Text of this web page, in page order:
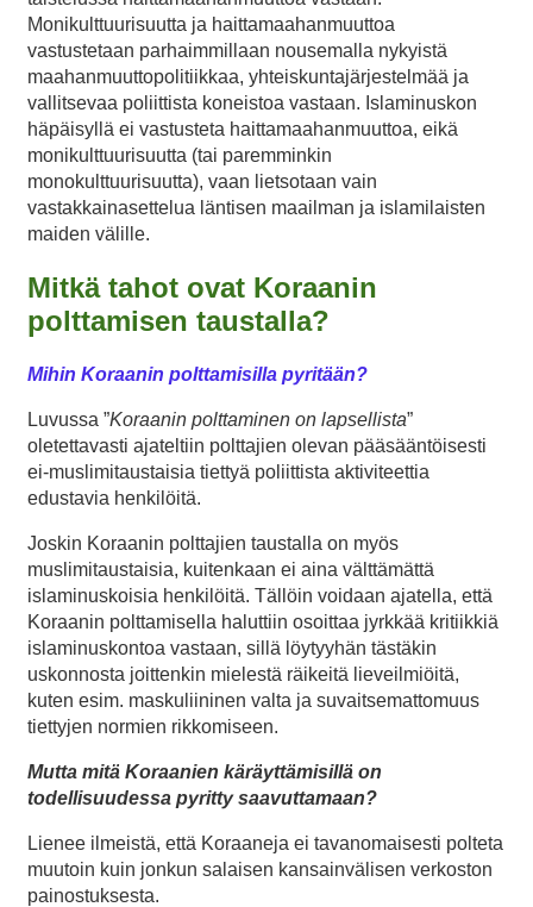
Monikulttuurisuutta ja haittamaahanmuuttoa
vastustetaan parhaimmillaan nousemalla nykyistä
maahanmuuttopolitiikkaa, yhteiskuntajärjestelmää ja
vallitsevaa poliittista koneistoa vastaan. Islaminuskon
häpäisyllä ei vastusteta haittamaahanmuuttoa, eikä
monikulttuurisuutta (tai paremminkin
monokulttuurisuutta), vaan lietsotaan vain
vastakkainasettelua läntisen maailman ja islamilaisten
maiden välille.
Mitkä tahot ovat Koraanin
polttamisen taustalla?
Mihin Koraanin polttamisilla pyritään?
Luvussa ”Koraanin polttaminen on lapsellista”
oletettavasti ajateltiin polttajien olevan pääsääntöisesti
ei-muslimitaustaisia tiettyä poliittista aktiviteettia
edustavia henkilöitä.
Joskin Koraanin polttajien taustalla on myös
muslimitaustaisia, kuitenkaan ei aina välttämättä
islaminuskoisia henkilöitä. Tällöin voidaan ajatella, että
Koraanin polttamisella haluttiin osoittaa jyrkkää kritiikkiä
islaminuskontoa vastaan, sillä löytyyhän tästäkin
uskonnosta joittenkin mielestä räikeitä lieveilmiöitä,
kuten esim. maskuliininen valta ja suvaitsemattomuus
tiettyjen normien rikkomiseen.
Mutta mitä Koraanien käräyttämisillä on
todellisuudessa pyritty saavuttamaan?
Lienee ilmeistä, että Koraaneja ei tavanomaisesti polteta
muutoin kuin jonkun salaisen kansainvälisen verkoston
painostuksesta.